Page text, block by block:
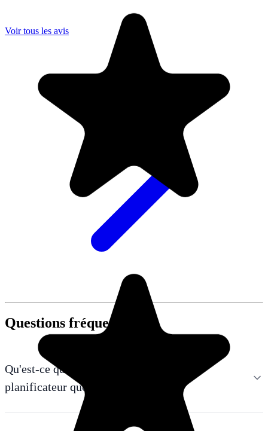
Voir tous les avis
Questions fréquentes
Qu'est-ce qui fait de TasksBoard un bon
planificateur quotidien ?